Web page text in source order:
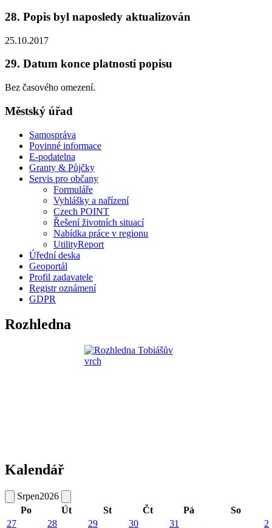
28. Popis byl naposledy aktualizován
25.10.2017
29. Datum konce platnosti popisu
Bez časového omezení.
Městský úřad
Samospráva
Povinné informace
E-podatelna
Granty & Půjčky
Servis pro občany
Formuláře
Vyhlášky a nařízení
Czech POINT
Řešení životních situací
Nabídka práce v regionu
UtilityReport
Úřední deska
Geoportál
Profil zadavatele
Registr oznámení
GDPR
Rozhledna
Kalendář
Srpen2026
Po
Út St Čt Pá
So
27
28
29
30
31
2